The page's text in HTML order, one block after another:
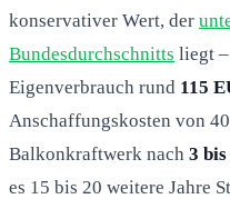
konservativer Wert, der
Bundesdurchschnitts liegt
Eigenverbrauch rund 115
Anschaffungskosten von
Balkonkraftwerk nach 3
es 15 bis 20 weitere Jahre